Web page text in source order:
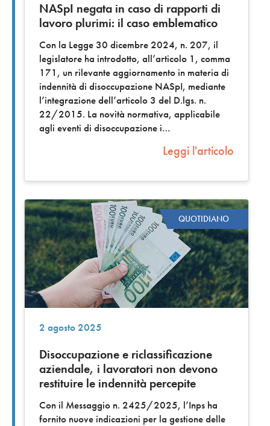
NASpI negata in caso di rapporti di
lavoro plurimi: il caso emblematico
Con la Legge 30 dicembre 2024, n. 207, il
legislatore ha introdotto, all’articolo 1, comma
171, un rilevante aggiornamento in materia di
indennità di disoccupazione NASpI, mediante
l’integrazione dell’articolo 3 del D.lgs. n.
22/2015. La novità normativa, applicabile
agli eventi di disoccupazione i
Leggi l'articolo
QUOTIDIANO
2 agosto 2025
Disoccupazione e riclassificazione
aziendale, i lavoratori non devono
restituire le indennità percepite
Con il Messaggio n. 2425/2025, l’Inps ha
fornito nuove indicazioni per la gestione delle